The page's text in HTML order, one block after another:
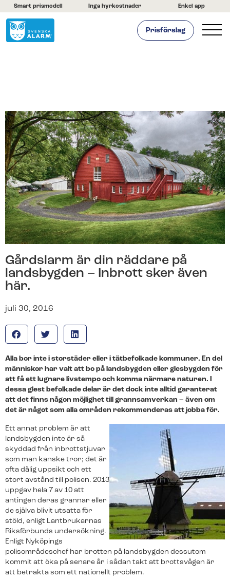
Smart prismodell Inga hyrkostnader Enkel app
Prisförslag
Våra produkter för hemmet
Hemlarm
Ett uppkopplat larm som ger dig full kontroll över ditt
uppdaterad.
Live kamerabevakning
Kamerabevakning med högupplösta kameror som
streamar live-video till din app.
Brandlarm
Rökdetektorer som pratar med varandra ger ett
effektivt skydd vid brand.
Våra produkter för företag
Företagslarm
Ett uppkopplat larm som ger dig full kontroll över din
ständigt uppdaterad.
Live Kamerabevakning
Kamerabevakning med högupplösta kameror som
streamar live-video till din app.
Larmväska
Ett portabelt larm som är perfekt för
byggarbetsplatser och evenemang.
Svenska Alarm
Om oss
Den nya generationens larmbolag.
Vi tar hand om allt ifrån uppsägning och nedmontering
av ditt gamla larm till installation och driftsättning av ditt
Vi är certifierade
Vi tar hand om allt ifrån uppsägning och nedmontering
av ditt gamla larm till installation och driftsättning av ditt
nya.
Jobba hos oss
Vi tar hand om allt ifrån uppsägning och nedmontering
av ditt gamla larm till installation och driftsättning av ditt
nya.
Franchise
Bli en del av Svenska Alarm.
Senaste nytt
– omsättningen passerar 40
miljoner
Sök på SvenskaAlarm.se
Hjälpcenter
Gårdslarm är din räddare på
landsbygden – Inbrott sker även
här.
juli 30, 2016
Alla bor inte i storstäder eller i tätbefolkade kommuner. En del
människor har valt att bo på landsbygden eller glesbygden för
att få ett lugnare livstempo och komma närmare naturen. I
dessa glest befolkade delar är det dock inte alltid garanterat
att det finns någon möjlighet till grannsamverkan – även om
det är något som alla områden rekommenderas att jobba för.
Ett annat problem är att
landsbygden inte är så
skyddad från inbrottstjuvar
som man kanske tror; det är
ofta dålig uppsikt och ett
stort avstånd till polisen. 2013
uppgav hela 7 av 10 att
antingen deras grannar eller
de själva blivit utsatta för
stöld, enligt Lantbrukarnas
Riksförbunds undersökning.
Enligt Nyköpings
polisområdeschef har brotten på landsbygden dessutom
kommit att öka på senare år i sådan takt att brottsvågen är
att betrakta som ett nationellt problem.